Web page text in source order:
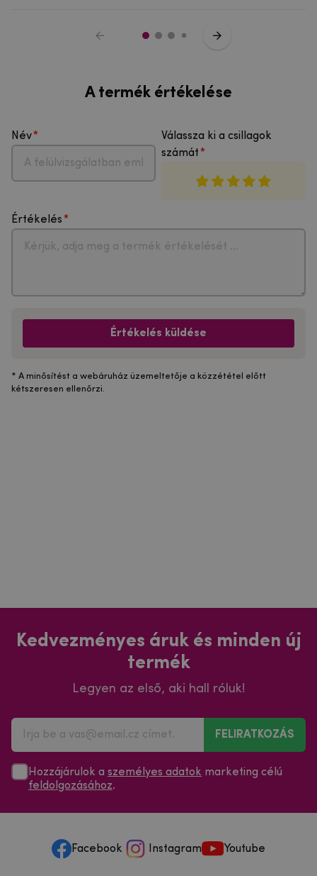
A termék értékelése
Név
Válassza ki a csillagok
számát
Értékelés
Értékelés küldése
* A minősítést a webáruház üzemeltetője a közzététel előtt
kétszeresen ellenőrzi.
Kedvezményes áruk és minden új
termék
Legyen az első, aki hall róluk!
FELIRATKOZÁS
Hozzájárulok a személyes adatok marketing célú
feldolgozásához.
Facebook Instagram Youtube